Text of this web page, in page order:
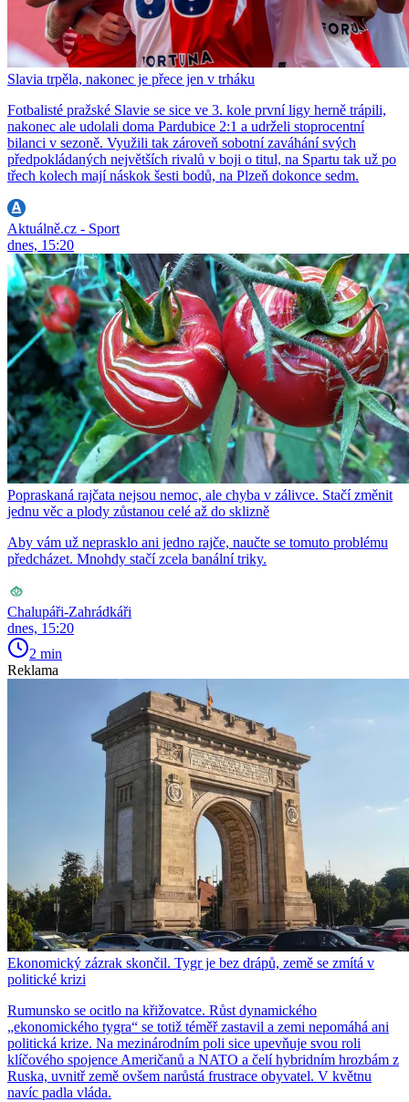
Slavia trpěla, nakonec je přece jen v trháku
Fotbalisté pražské Slavie se sice ve 3. kole první ligy herně trápili,
nakonec ale udolali doma Pardubice 2:1 a udrželi stoprocentní
bilanci v sezoně. Využili tak zároveň sobotní zaváhání svých
předpokládaných největších rivalů v boji o titul, na Spartu tak už po
třech kolech mají náskok šesti bodů, na Plzeň dokonce sedm.
Aktuálně.cz - Sport
dnes, 15:20
Popraskaná rajčata nejsou nemoc, ale chyba v zálivce. Stačí změnit
jednu věc a plody zůstanou celé až do sklizně
Aby vám už neprasklo ani jedno rajče, naučte se tomuto problému
předcházet. Mnohdy stačí zcela banální triky.
Chalupáři-Zahrádkáři
dnes, 15:20
2 min
Reklama
Ekonomický zázrak skončil. Tygr je bez drápů, země se zmítá v
politické krizi
Rumunsko se ocitlo na křižovatce. Růst dynamického
„ekonomického tygra“ se totiž téměř zastavil a zemi nepomáhá ani
politická krize. Na mezinárodním poli sice upevňuje svou roli
klíčového spojence Američanů a NATO a čelí hybridním hrozbám z
Ruska, uvnitř země ovšem narůstá frustrace obyvatel. V květnu
navíc padla vláda.